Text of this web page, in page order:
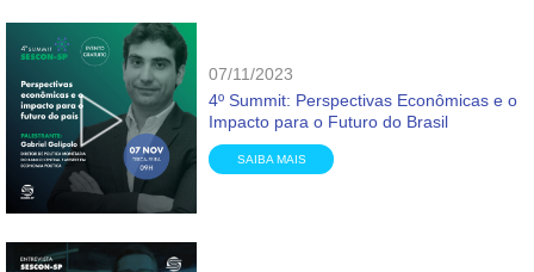
07/11/2023
4º Summit: Perspectivas Econômicas e o
Impacto para o Futuro do Brasil
SAIBA MAIS